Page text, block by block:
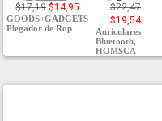
$17,19 $14,95
GOODS+GADGETS
Plegador de Rop
$22,47
$19,54
Auriculares
Bluetooth,
HOMSCA